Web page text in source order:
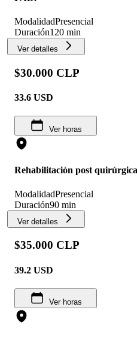
ModalidadPresencial
Duración120 min
Ver detalles
$30.000 CLP
33.6 USD
Ver horas
Rehabilitación post
ModalidadPresencial
Duración90 min
Ver detalles
$35.000 CLP
39.2 USD
Ver horas